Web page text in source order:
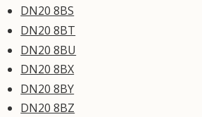
DN20 8BS
DN20 8BT
DN20 8BU
DN20 8BX
DN20 8BY
DN20 8BZ